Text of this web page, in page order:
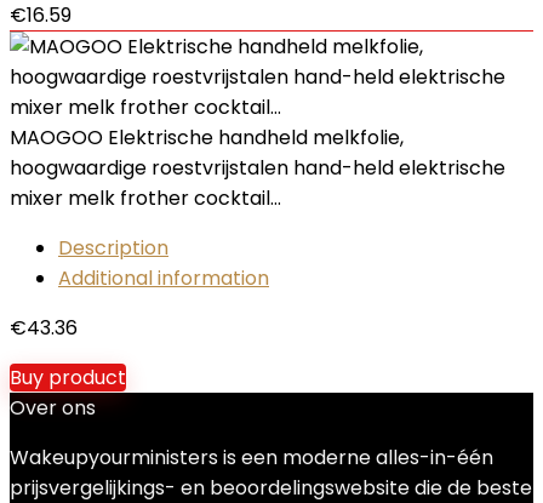
€16.59
MAOGOO Elektrische handheld melkfolie,
hoogwaardige roestvrijstalen hand-held elektrische
mixer melk frother cocktail…
Description
Additional information
€43.36
Buy product
Over ons
Wakeupyourministers is een moderne alles-in-één
prijsvergelijkings- en beoordelingswebsite die de beste